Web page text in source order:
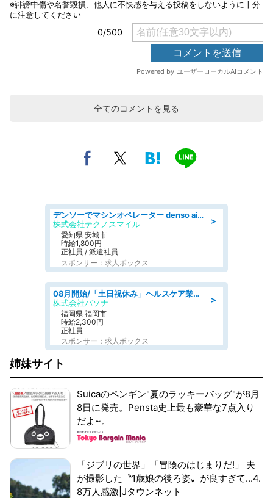
全てのコメントを見る
＞
デンソーでマシンオペレーター denso aichi
株式会社テクノスマイル
愛知県 安城市
時給1,800円
正社員 / 派遣社員
スポンサー：求人ボックス
＞
08月開始/「土日祝休み」ヘルスケア業界の産業保健師/高時給/未経験OK/要資格:保健師、正看護師
株式会社パソナ
福岡県 福岡市
時給2,300円
正社員
スポンサー：求人ボックス
姉妹サイト
Suicaのペンギン"夏のラッキーバッグ"が8月
8日に発売。Pensta史上最も豪華な7点入り
だよ~。
「ジブリの世界」「冒険のはじまりだ!」 夫
が撮影した〝1歳娘の後ろ姿〟が良すぎて...4.
8万人感激|Jタウンネット